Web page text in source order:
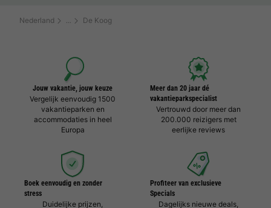
Nederland De Koog
Jouw vakantie, jouw keuze
Vergelijk eenvoudig 1500
vakantieparken en
accommodaties in heel
Europa
Meer dan 20 jaar dé
vakantieparkspecialist
Vertrouwd door meer dan
200.000 reizigers met
eerlijke reviews
Boek eenvoudig en zonder
stress
Duidelijke prijzen,
Profiteer van exclusieve
Specials
Dagelijks nieuwe deals,